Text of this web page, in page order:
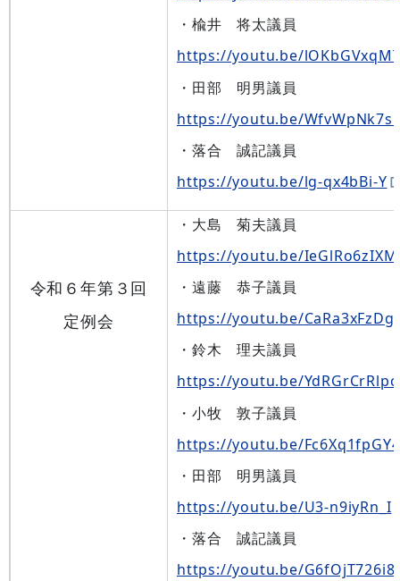
・楡井 将太議員
https://youtu.be/
・田部 明男議員
https://youtu.be/
・落合 誠記議員
https://youtu.be/lg-qx4bBi-Y
令和６年第３回
定例会
・大島 菊夫議員
https://youtu.be/IeGlRo6zIXM
・遠藤 恭子議員
https://youtu.be/
・鈴木 理夫議員
https://youtu.be/YdRGrCrRlpc
・小牧 敦子議員
https://youtu.be/Fc6Xq1fpGY4
・田部 明男議員
https://youtu.be/U3-n9iyRn_I
・落合 誠記議員
https://youtu.be/G6fOjT726i8